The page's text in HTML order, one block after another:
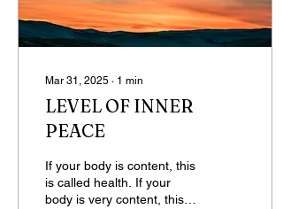
Mar 31, 2025 ∙ 1 min
LEVEL OF INNER
PEACE
If your body is content, this
is called health. If your
body is very content, this is